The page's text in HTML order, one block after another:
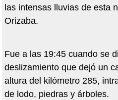
las intensas lluvias de esta
Orizaba.
Fue a las 19:45 cuando se
deslizamiento que dejó un
altura del kilómetro 285,
de lodo, piedras y árboles.